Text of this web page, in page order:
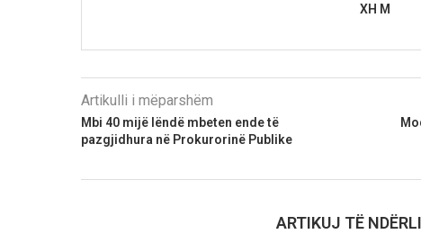
XH M
Artikulli i mëparshëm
Mbi 40 mijë lëndë mbeten ende të
pazgjidhura në Prokurorinë Publike
ARTIKUJ TË